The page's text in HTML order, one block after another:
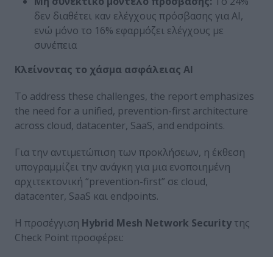
δεν διαθέτει καν ελέγχους πρόσβασης για AI,
ενώ μόνο το 16% εφαρμόζει ελέγχους με
συνέπεια
Κλείνοντας το χάσμα ασφάλειας AI
To address these challenges, the report emphasizes
the need for a unified, prevention-first architecture
across cloud, datacenter, SaaS, and endpoints.
Για την αντιμετώπιση των προκλήσεων, η έκθεση
υπογραμμίζει την ανάγκη για μια ενοποιημένη
αρχιτεκτονική “prevention-first” σε cloud,
datacenter, SaaS και endpoints.
Η προσέγγιση Hybrid Mesh Network Security της
Check Point προσφέρει: